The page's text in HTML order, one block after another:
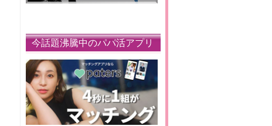
今話題沸騰中のパパ活アプリ